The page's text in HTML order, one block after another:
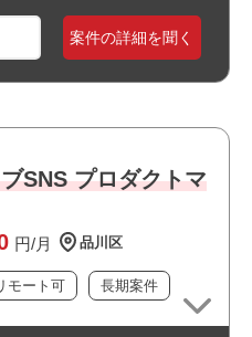
案件の詳細を聞く
SNS プロダクトマ
円/月 品川区
モート可 長期案件
がない方
れます
す
です
ービスの経験
ラフィックなシステム開
ション経験 or 進捗管理経
する能力
携し、最適な解決策へと導